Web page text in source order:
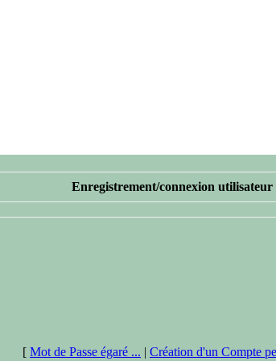
Enregistrement/connexion utilisateur
[ Mot de Passe égaré ... | Création d'un Compte